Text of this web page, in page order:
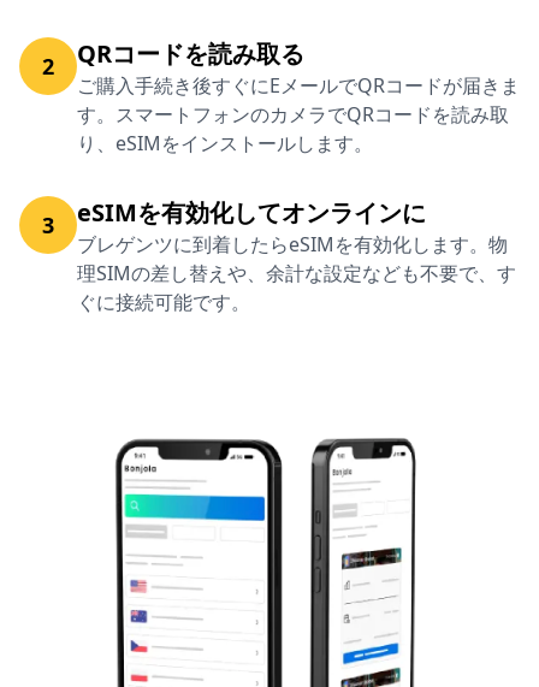
2 QRコードを読み取る
ご購入手続き後すぐにEメールでQRコードが届きま
す。スマートフォンのカメラでQRコードを読み取
り、eSIMをインストールします。
3 eSIMを有効化してオンラインに
ブレゲンツに到着したらeSIMを有効化します。物
理SIMの差し替えや、余計な設定なども不要で、す
ぐに接続可能です。